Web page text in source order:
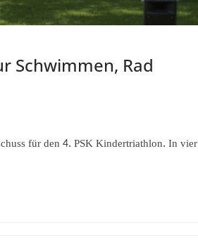
Schwimmen, Rad
für den 4. PSK Kindertriathlon. In vier